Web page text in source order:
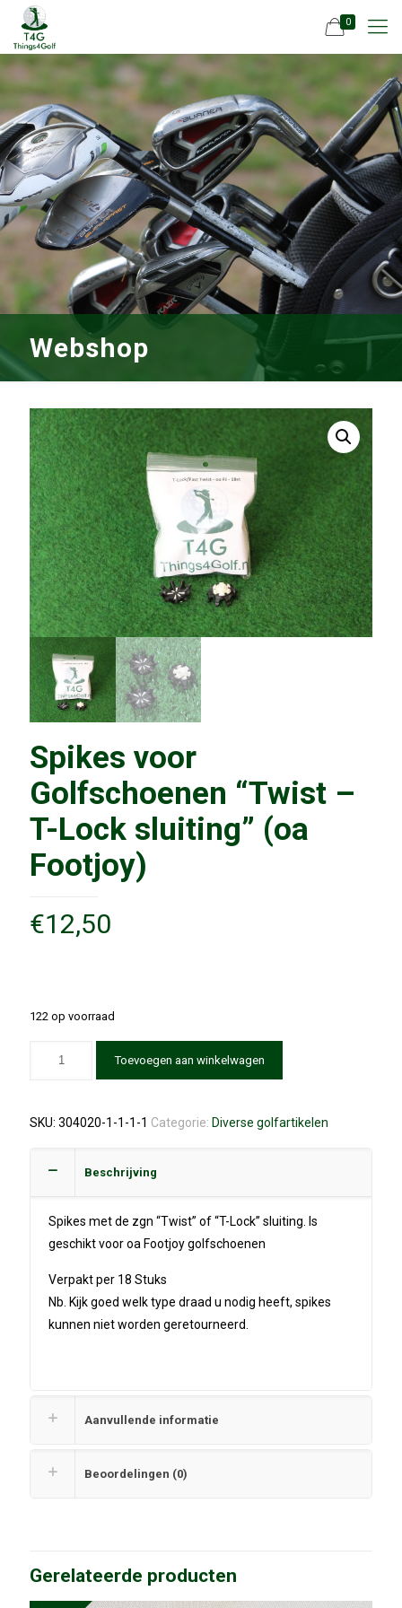
0
Webshop
Spikes voor
Golfschoenen “Twist –
T-Lock sluiting” (oa
Footjoy)
€12,50
122 op voorraad
Toevoegen aan winkelwagen
SKU: 304020-1-1-1-1 Categorie: Diverse golfartikelen
Beschrijving
Spikes met de zgn “Twist” of “T-Lock” sluiting. Is
geschikt voor oa Footjoy golfschoenen
Verpakt per 18 Stuks
Nb. Kijk goed welk type draad u nodig heeft, spikes
kunnen niet worden geretourneerd.
Aanvullende informatie
Beoordelingen (0)
Gerelateerde producten